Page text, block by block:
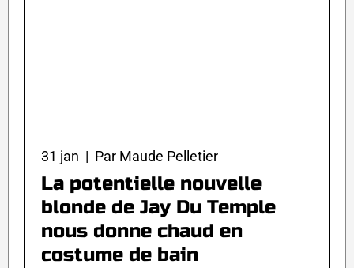
31 jan | Par Maude Pelletier
La potentielle nouvelle
blonde de Jay Du Temple
nous donne chaud en
costume de bain